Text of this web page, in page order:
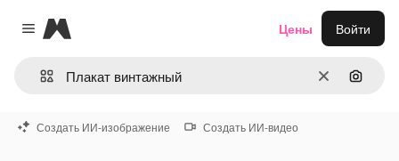
Close menu
Magnific
ОчиститьПоиск
Цены Войти
Создать ИИ-изображение Создать ИИ-видео